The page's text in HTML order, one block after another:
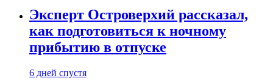
Эксперт Островерхий рассказал,
как подготовиться к ночному
прибытию в отпуске
6 дней спустя